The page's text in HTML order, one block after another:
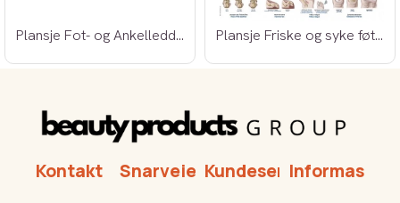
Plansje Fot- og Ankelledd 70x100cm Plansje Friske og syke føtter 70x100cm
Kontakt Snarveier KundeserviceInformasjon